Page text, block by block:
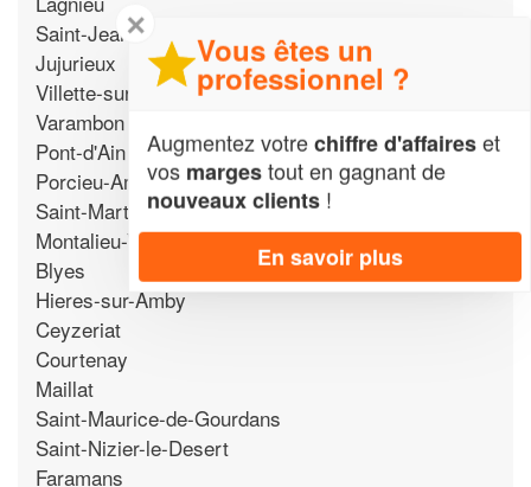
Saint-Jean-le-Vieux
Jujurieux
Villette-sur-Ain
Varambon
Pont-d'Ain
Porcieu-Amblagnieu
Saint-Martin-du-Mont
Montalieu-Vercieu
Blyes
Hieres-sur-Amby
Ceyzeriat
Courtenay
Maillat
Saint-Maurice-de-Gourdans
Saint-Nizier-le-Desert
Faramans
✕
Vous êtes un
professionnel ?
Augmentez votrechiffre d'affaireset
vos margestout en gagnant de
nouveaux clients !
En savoir plus